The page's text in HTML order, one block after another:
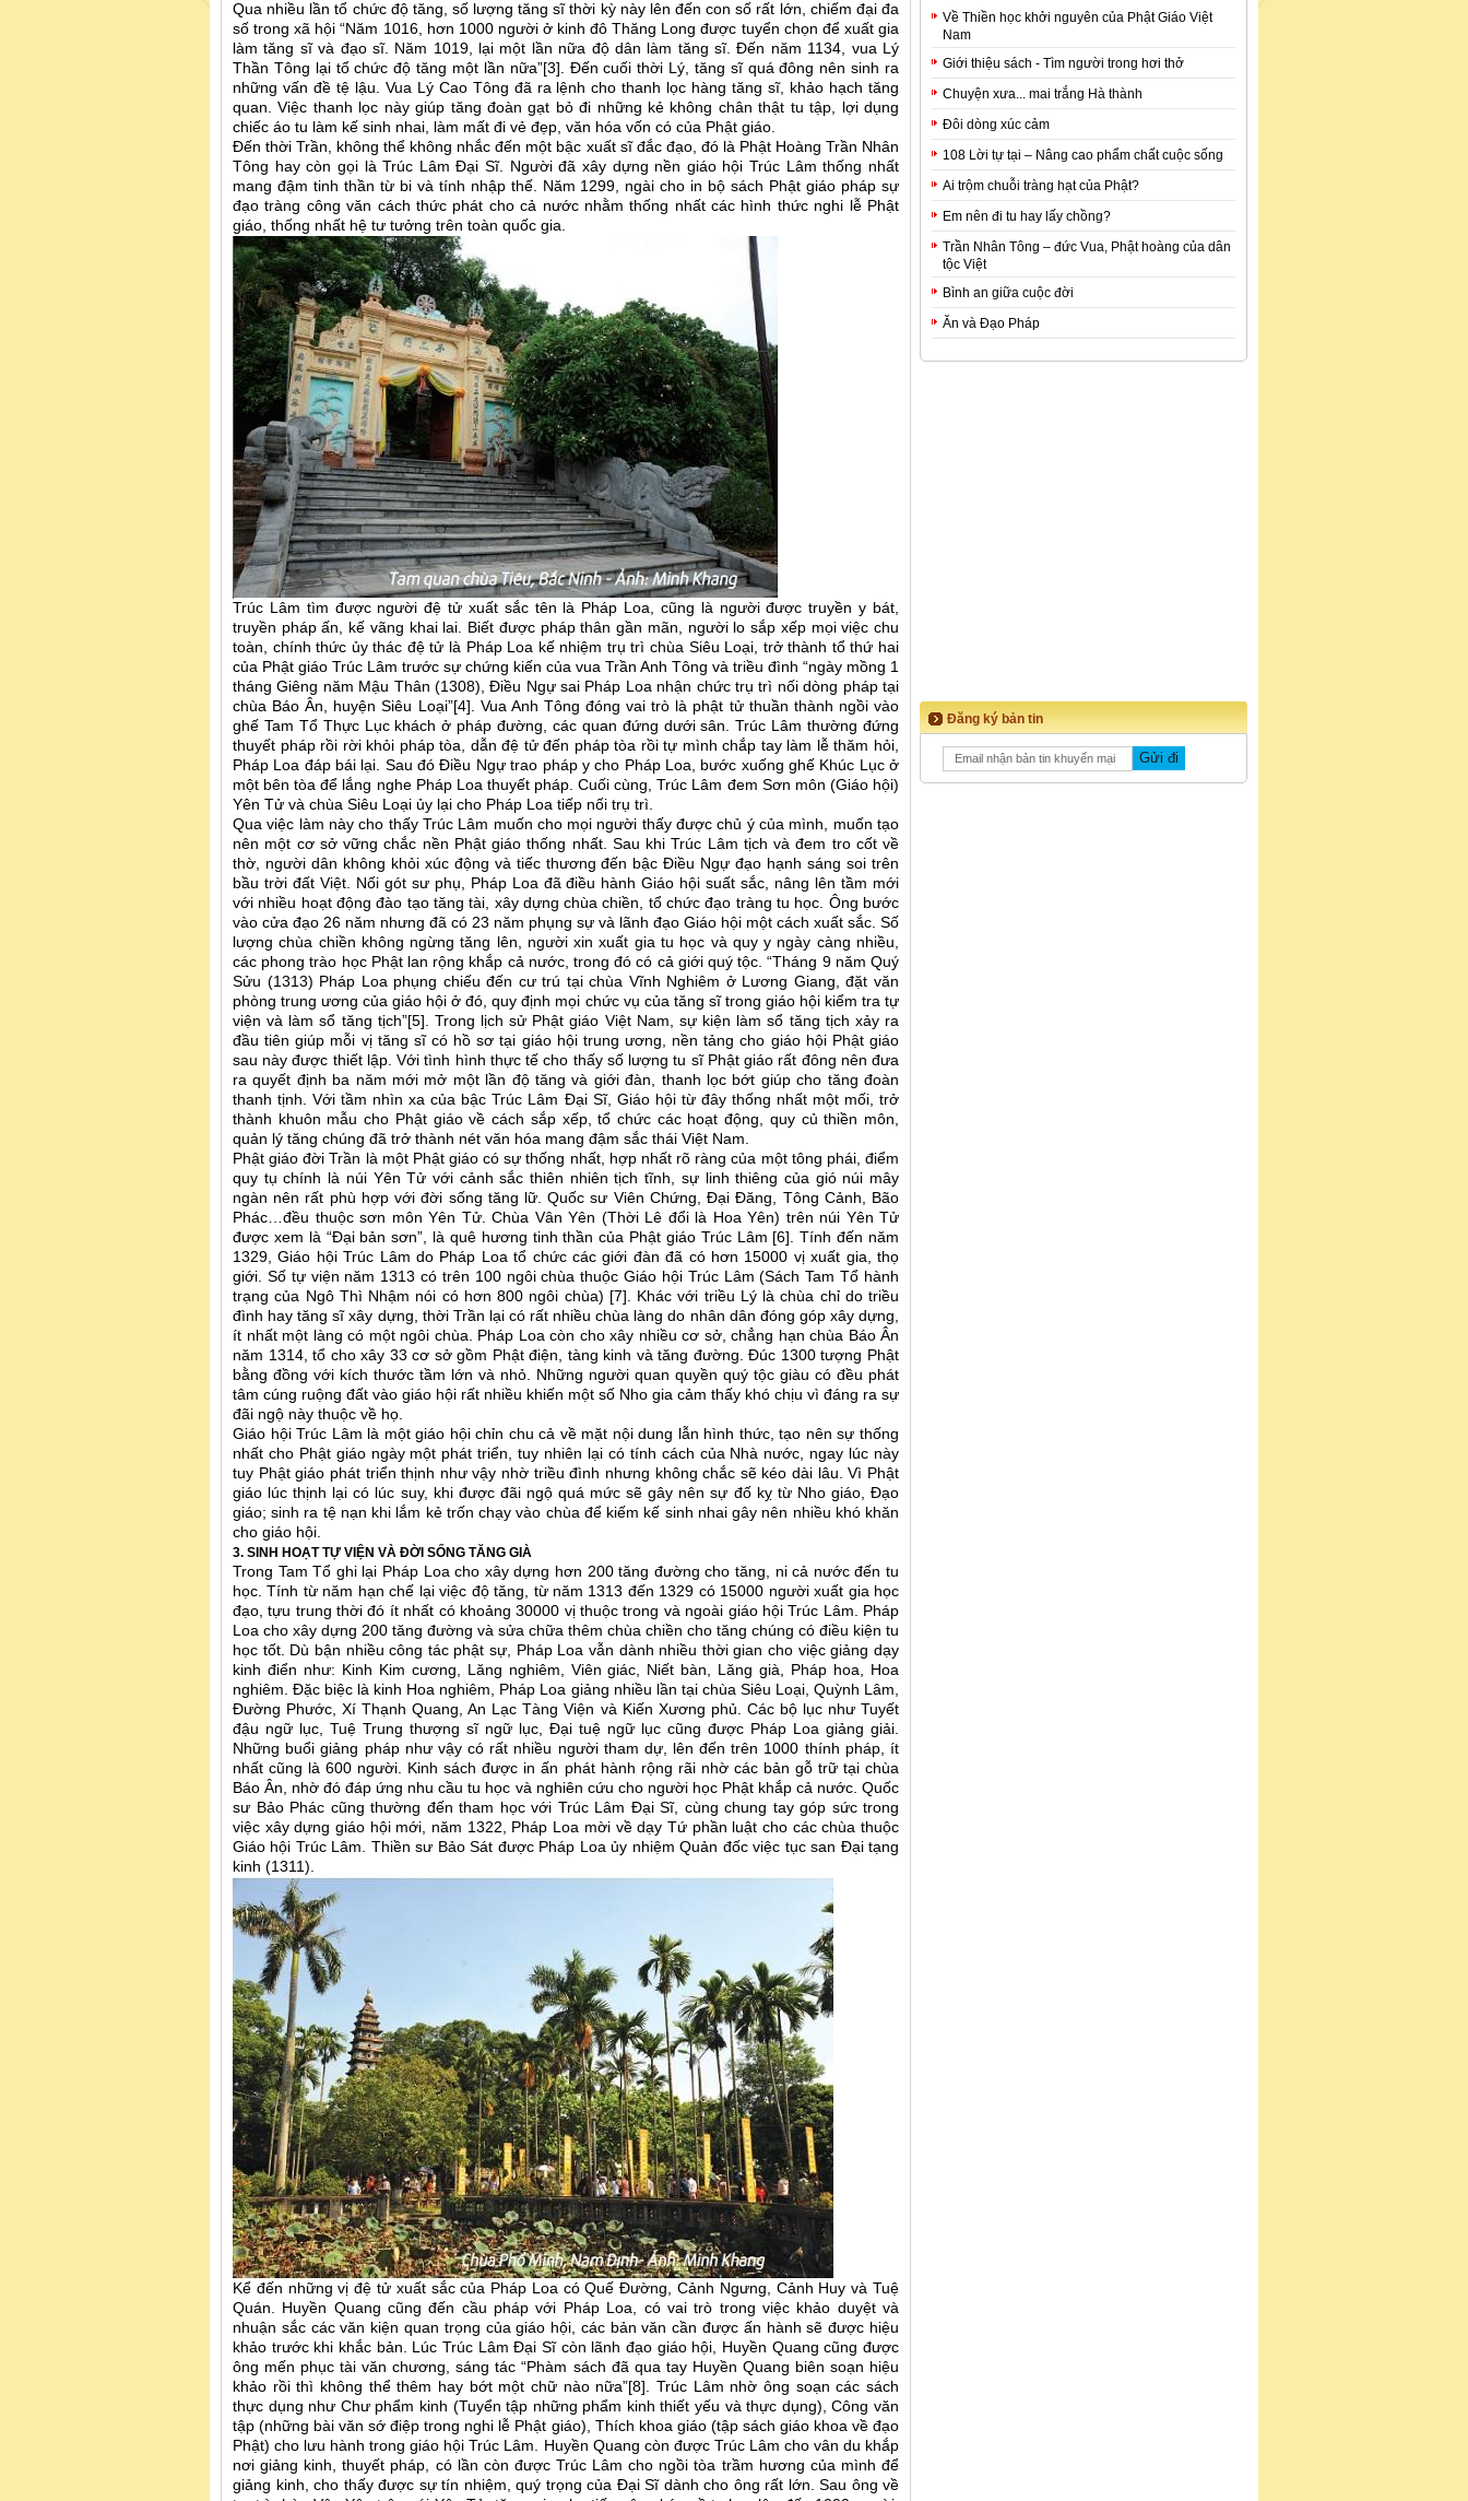
Qua nhiều lần tổ chức độ tăng, số lượng tăng sĩ thời kỳ này lên đến con số rất lớn, chiếm đại đa
số trong xã hội “Năm 1016, hơn 1000 người ở kinh đô Thăng Long được tuyển chọn để xuất gia
làm tăng sĩ và đạo sĩ. Năm 1019, lại một lần nữa độ dân làm tăng sĩ. Đến năm 1134, vua Lý
Thần Tông lại tổ chức độ tăng một lần nữa”[3]. Đến cuối thời Lý, tăng sĩ quá đông nên sinh ra
những vấn đề tệ lậu. Vua Lý Cao Tông đã ra lệnh cho thanh lọc hàng tăng sĩ, khảo hạch tăng
quan. Việc thanh lọc này giúp tăng đoàn gạt bỏ đi những kẻ không chân thật tu tập, lợi dụng
chiếc áo tu làm kế sinh nhai, làm mất đi vẻ đẹp, văn hóa vốn có của Phật giáo.
Đến thời Trần, không thể không nhắc đến một bậc xuất sĩ đắc đạo, đó là Phật Hoàng Trần Nhân
Tông hay còn gọi là Trúc Lâm Đại Sĩ. Người đã xây dựng nền giáo hội Trúc Lâm thống nhất
mang đậm tinh thần từ bi và tính nhập thế. Năm 1299, ngài cho in bộ sách Phật giáo pháp sự
đạo tràng công văn cách thức phát cho cả nước nhằm thống nhất các hình thức nghi lễ Phật
giáo, thống nhất hệ tư tưởng trên toàn quốc gia.
Trúc Lâm tìm được người đệ tử xuất sắc tên là Pháp Loa, cũng là người được truyền y bát,
truyền pháp ấn, kế vãng khai lai. Biết được pháp thân gần mãn, người lo sắp xếp mọi việc chu
toàn, chính thức ủy thác đệ tử là Pháp Loa kế nhiệm trụ trì chùa Siêu Loại, trở thành tổ thứ hai
của Phật giáo Trúc Lâm trước sự chứng kiến của vua Trần Anh Tông và triều đình “ngày mồng 1
tháng Giêng năm Mậu Thân (1308), Điều Ngự sai Pháp Loa nhận chức trụ trì nối dòng pháp tại
chùa Báo Ân, huyện Siêu Loại”[4]. Vua Anh Tông đóng vai trò là phật tử thuần thành ngồi vào
ghế Tam Tổ Thực Lục khách ở pháp đường, các quan đứng dưới sân. Trúc Lâm thường đứng
thuyết pháp rồi rời khỏi pháp tòa, dẫn đệ tử đến pháp tòa rồi tự mình chắp tay làm lễ thăm hỏi,
Pháp Loa đáp bái lại. Sau đó Điều Ngự trao pháp y cho Pháp Loa, bước xuống ghế Khúc Lục ở
một bên tòa để lắng nghe Pháp Loa thuyết pháp. Cuối cùng, Trúc Lâm đem Sơn môn (Giáo hội)
Yên Tử và chùa Siêu Loại ủy lại cho Pháp Loa tiếp nối trụ trì.
Qua việc làm này cho thấy Trúc Lâm muốn cho mọi người thấy được chủ ý của mình, muốn tạo
nên một cơ sở vững chắc nền Phật giáo thống nhất. Sau khi Trúc Lâm tịch và đem tro cốt về
thờ, người dân không khỏi xúc động và tiếc thương đến bậc Điều Ngự đạo hạnh sáng soi trên
bầu trời đất Việt. Nối gót sư phụ, Pháp Loa đã điều hành Giáo hội suất sắc, nâng lên tầm mới
với nhiều hoạt động đào tạo tăng tài, xây dựng chùa chiền, tổ chức đạo tràng tu học. Ông bước
vào cửa đạo 26 năm nhưng đã có 23 năm phụng sự và lãnh đạo Giáo hội một cách xuất sắc. Số
lượng chùa chiền không ngừng tăng lên, người xin xuất gia tu học và quy y ngày càng nhiều,
các phong trào học Phật lan rộng khắp cả nước, trong đó có cả giới quý tộc. “Tháng 9 năm Quý
Sửu (1313) Pháp Loa phụng chiếu đến cư trú tại chùa Vĩnh Nghiêm ở Lương Giang, đặt văn
phòng trung ương của giáo hội ở đó, quy định mọi chức vụ của tăng sĩ trong giáo hội kiểm tra tự
viện và làm sổ tăng tịch”[5]. Trong lịch sử Phật giáo Việt Nam, sự kiện làm sổ tăng tịch xảy ra
đầu tiên giúp mỗi vị tăng sĩ có hồ sơ tại giáo hội trung ương, nền tảng cho giáo hội Phật giáo
sau này được thiết lập. Với tình hình thực tế cho thấy số lượng tu sĩ Phật giáo rất đông nên đưa
ra quyết định ba năm mới mở một lần độ tăng và giới đàn, thanh lọc bớt giúp cho tăng đoàn
thanh tịnh. Với tầm nhìn xa của bậc Trúc Lâm Đại Sĩ, Giáo hội từ đây thống nhất một mối, trở
thành khuôn mẫu cho Phật giáo về cách sắp xếp, tổ chức các hoạt động, quy củ thiền môn,
quản lý tăng chúng đã trở thành nét văn hóa mang đậm sắc thái Việt Nam.
Phật giáo đời Trần là một Phật giáo có sự thống nhất, hợp nhất rõ ràng của một tông phái, điểm
quy tụ chính là núi Yên Tử với cảnh sắc thiên nhiên tịch tĩnh, sự linh thiêng của gió núi mây
ngàn nên rất phù hợp với đời sống tăng lữ. Quốc sư Viên Chứng, Đại Đăng, Tông Cảnh, Bão
Phác…đều thuộc sơn môn Yên Tử. Chùa Vân Yên (Thời Lê đổi là Hoa Yên) trên núi Yên Tử
được xem là “Đại bản sơn”, là quê hương tinh thần của Phật giáo Trúc Lâm [6]. Tính đến năm
1329, Giáo hội Trúc Lâm do Pháp Loa tổ chức các giới đàn đã có hơn 15000 vị xuất gia, thọ
giới. Số tự viện năm 1313 có trên 100 ngôi chùa thuộc Giáo hội Trúc Lâm (Sách Tam Tổ hành
trạng của Ngô Thì Nhậm nói có hơn 800 ngôi chùa) [7]. Khác với triều Lý là chùa chỉ do triều
đình hay tăng sĩ xây dựng, thời Trần lại có rất nhiều chùa làng do nhân dân đóng góp xây dựng,
ít nhất một làng có một ngôi chùa. Pháp Loa còn cho xây nhiều cơ sở, chẳng hạn chùa Báo Ân
năm 1314, tổ cho xây 33 cơ sở gồm Phật điện, tàng kinh và tăng đường. Đúc 1300 tượng Phật
bằng đồng với kích thước tầm lớn và nhỏ. Những người quan quyền quý tộc giàu có đều phát
tâm cúng ruộng đất vào giáo hội rất nhiều khiến một số Nho gia cảm thấy khó chịu vì đáng ra sự
đãi ngộ này thuộc về họ.
Giáo hội Trúc Lâm là một giáo hội chỉn chu cả về mặt nội dung lẫn hình thức, tạo nên sự thống
nhất cho Phật giáo ngày một phát triển, tuy nhiên lại có tính cách của Nhà nước, ngay lúc này
tuy Phật giáo phát triển thịnh như vậy nhờ triều đình nhưng không chắc sẽ kéo dài lâu. Vì Phật
giáo lúc thịnh lại có lúc suy, khi được đãi ngộ quá mức sẽ gây nên sự đố kỵ từ Nho giáo, Đạo
giáo; sinh ra tệ nạn khi lắm kẻ trốn chạy vào chùa để kiếm kế sinh nhai gây nên nhiều khó khăn
cho giáo hội.
3. SINH HOẠT TỰ VIỆN VÀ ĐỜI SỐNG TĂNG GIÀ
Trong Tam Tổ ghi lại Pháp Loa cho xây dựng hơn 200 tăng đường cho tăng, ni cả nước đến tu
học. Tính từ năm hạn chế lại việc độ tăng, từ năm 1313 đến 1329 có 15000 người xuất gia học
đạo, tựu trung thời đó ít nhất có khoảng 30000 vị thuộc trong và ngoài giáo hội Trúc Lâm. Pháp
Loa cho xây dựng 200 tăng đường và sửa chữa thêm chùa chiền cho tăng chúng có điều kiện tu
học tốt. Dù bận nhiều công tác phật sự, Pháp Loa vẫn dành nhiều thời gian cho việc giảng dạy
kinh điển như: Kinh Kim cương, Lăng nghiêm, Viên giác, Niết bàn, Lăng già, Pháp hoa, Hoa
nghiêm. Đặc biệc là kinh Hoa nghiêm, Pháp Loa giảng nhiều lần tại chùa Siêu Loại, Quỳnh Lâm,
Đường Phước, Xí Thạnh Quang, An Lạc Tàng Viện và Kiến Xương phủ. Các bộ lục như Tuyết
đậu ngữ lục, Tuệ Trung thượng sĩ ngữ lục, Đại tuệ ngữ lục cũng được Pháp Loa giảng giải.
Những buổi giảng pháp như vậy có rất nhiều người tham dự, lên đến trên 1000 thính pháp, ít
nhất cũng là 600 người. Kinh sách được in ấn phát hành rộng rãi nhờ các bản gỗ trữ tại chùa
Báo Ân, nhờ đó đáp ứng nhu cầu tu học và nghiên cứu cho người học Phật khắp cả nước. Quốc
sư Bảo Phác cũng thường đến tham học với Trúc Lâm Đại Sĩ, cùng chung tay góp sức trong
việc xây dựng giáo hội mới, năm 1322, Pháp Loa mời về dạy Tứ phần luật cho các chùa thuộc
Giáo hội Trúc Lâm. Thiền sư Bảo Sát được Pháp Loa ủy nhiệm Quản đốc việc tục san Đại tạng
kinh (1311).
Kể đến những vị đệ tử xuất sắc của Pháp Loa có Quế Đường, Cảnh Ngưng, Cảnh Huy và Tuệ
Quán. Huyền Quang cũng đến cầu pháp với Pháp Loa, có vai trò trong việc khảo duyệt và
nhuận sắc các văn kiện quan trọng của giáo hội, các bản văn cần được ấn hành sẽ được hiệu
khảo trước khi khắc bản. Lúc Trúc Lâm Đại Sĩ còn lãnh đạo giáo hội, Huyền Quang cũng được
ông mến phục tài văn chương, sáng tác “Phàm sách đã qua tay Huyền Quang biên soạn hiệu
khảo rồi thì không thể thêm hay bớt một chữ nào nữa”[8]. Trúc Lâm nhờ ông soạn các sách
thực dụng như Chư phẩm kinh (Tuyển tập những phẩm kinh thiết yếu và thực dụng), Công văn
tập (những bài văn sớ điệp trong nghi lễ Phật giáo), Thích khoa giáo (tập sách giáo khoa về đạo
Phật) cho lưu hành trong giáo hội Trúc Lâm. Huyền Quang còn được Trúc Lâm cho vân du khắp
nơi giảng kinh, thuyết pháp, có lần còn được Trúc Lâm cho ngồi tòa trầm hương của mình để
giảng kinh, cho thấy được sự tín nhiệm, quý trọng của Đại Sĩ dành cho ông rất lớn. Sau ông về
Về Thiền học khởi nguyên của Phật Giáo Việt
Nam
Giới thiệu sách - Tìm người trong hơi thở
Chuyện xưa... mai trắng Hà thành
Đôi dòng xúc cảm
108 Lời tự tại – Nâng cao phẩm chất cuộc sống
Ai trộm chuỗi tràng hạt của Phật?
Em nên đi tu hay lấy chồng?
Trần Nhân Tông – đức Vua, Phật hoàng của dân
tộc Việt
Bình an giữa cuộc đời
Ăn và Đạo Pháp
Đăng ký bản tin